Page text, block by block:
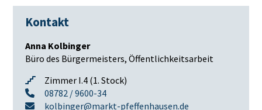
Kontakt
Anna Kolbinger
Büro des Bürgermeisters, Öffentlichkeitsarbeit
Zimmer I.4 (1. Stock)
08782 / 9600-34
kolbinger@markt-pfeffenhausen.de